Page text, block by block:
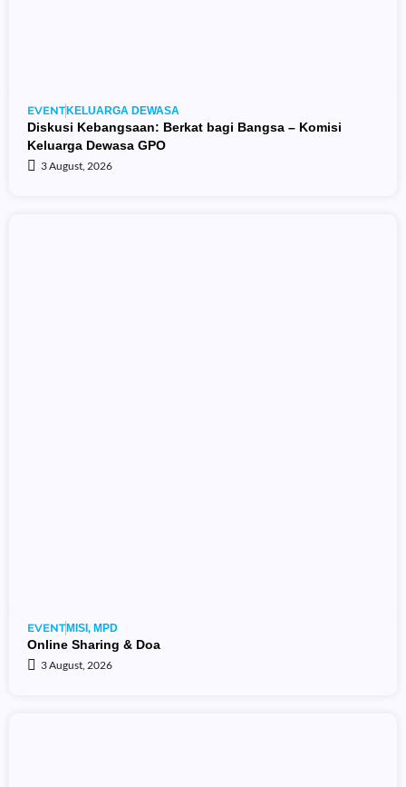
EVENT KELUARGA DEWASA
Diskusi Kebangsaan: Berkat bagi Bangsa – Komisi
Keluarga Dewasa GPO
3 August, 2026
EVENT MISI , MPD
Online Sharing & Doa
3 August, 2026